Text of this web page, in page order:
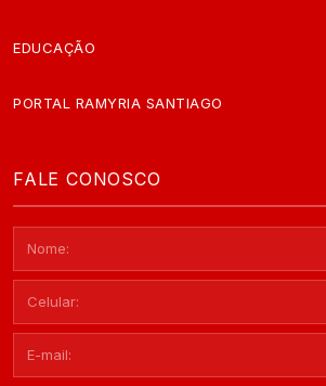
EDUCAÇÃO
PORTAL RAMYRIA SANTIAGO
FALE CONOSCO